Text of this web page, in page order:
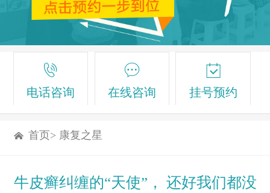
电话咨询 在线咨询 挂号预约
首页> 康复之星
牛皮癣纠缠的“天使”， 还好我们都没